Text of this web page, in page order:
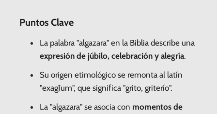
Puntos Clave
La palabra "algazara" en la Biblia describe una
expresión de júbilo, celebración y alegría.
Su origen etimológico se remonta al latín
"exagĭum", que significa "grito, griterío".
La "algazara" se asocia con momentos de